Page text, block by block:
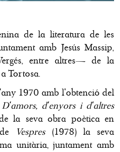
de la literatura de les
amb Jesús Massip,
entre altres— de la
Tortosa.
1970 amb l'obtenció del
D'amors, d'enyors i d'altres
la seva obra poètica en
Vespres(1978) la seva
unitària, juntament amb